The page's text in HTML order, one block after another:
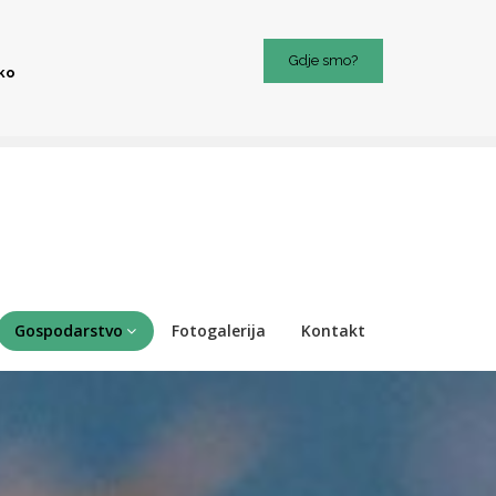
Gdje smo?
Gospodarstvo Fotogalerija Kontakt